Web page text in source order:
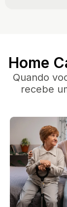
Home
Quando
recebe